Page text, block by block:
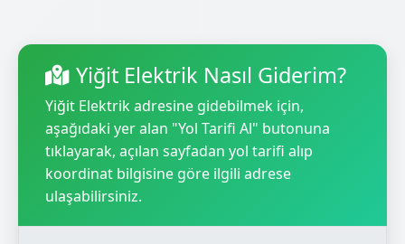
Yiğit Elektrik Nasıl Giderim?
Yiğit Elektrik adresine gidebilmek için,
aşağıdaki yer alan "Yol Tarifi Al" butonuna
tıklayarak, açılan sayfadan yol tarifi alıp
koordinat bilgisine göre ilgili adrese
ulaşabilirsiniz.